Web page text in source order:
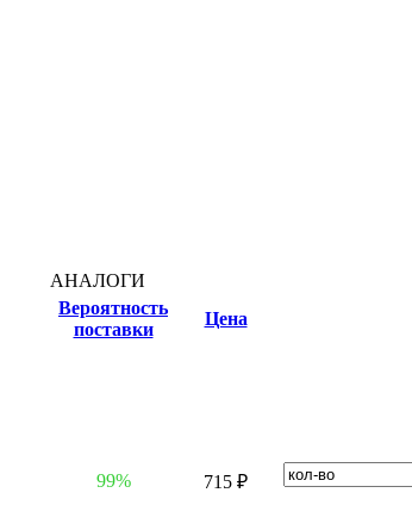
АНАЛОГИ
Вероятность
поставки
Цена
99% 715 ₽